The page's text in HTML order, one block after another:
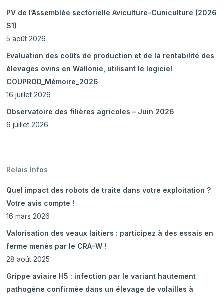
PV de l’Assemblée sectorielle Aviculture-Cuniculture (2026
S1)
5 août 2026
Evaluation des coûts de production et de la rentabilité des
élevages ovins en Wallonie, utilisant le logiciel
COUPROD_Mémoire_2026
16 juillet 2026
Observatoire des filières agricoles – Juin 2026
6 juillet 2026
Relais Infos
Quel impact des robots de traite dans votre exploitation ?
Votre avis compte !
16 mars 2026
Valorisation des veaux laitiers : participez à des essais en
ferme menés par le CRA-W !
28 août 2025
Grippe aviaire H5 : infection par le variant hautement
pathogène confirmée dans un élevage de volailles à